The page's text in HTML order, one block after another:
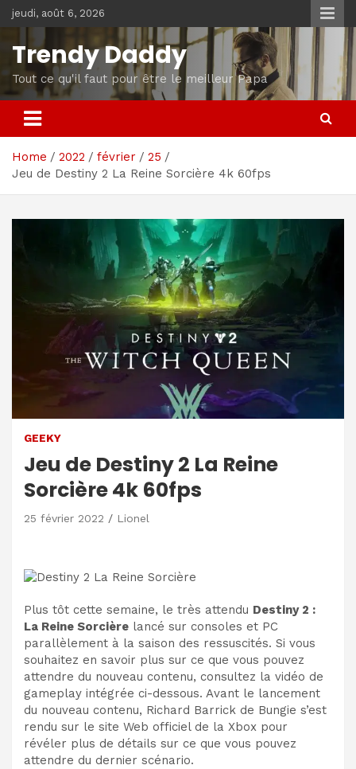
Skip
to
content
jeudi, août 6, 2026
Trendy Daddy
Tout ce qu'il faut pour être le meilleur Papa
Home 2022 février
25
Jeu de Destiny 2 La Reine Sorcière 4k 60fps
GEEKY
Jeu de Destiny 2 La Reine
Sorcière 4k 60fps
25 février 2022 Lionel
Plus tôt cette semaine, le très attendu Destiny 2 :
La Reine Sorcière lancé sur consoles et PC
parallèlement à la saison des ressuscités. Si vous
souhaitez en savoir plus sur ce que vous pouvez
attendre du nouveau contenu, consultez la vidéo de
gameplay intégrée ci-dessous. Avant le lancement
du nouveau contenu, Richard Barrick de Bungie s’est
rendu sur le site Web officiel de la Xbox pour
révéler plus de détails sur ce que vous pouvez
attendre du dernier scénario.